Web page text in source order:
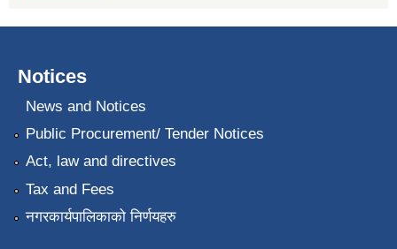
Notices
News and Notices
Public Procurement/ Tender Notices
Act, law and directives
Tax and Fees
नगरकार्यपालिकाको निर्णयहरु